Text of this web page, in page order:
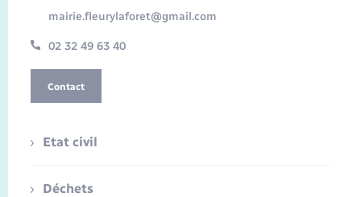
mairie.fleurylaforet@gmail.com
02 32 49 63 40
Contact
Etat civil
Déchets